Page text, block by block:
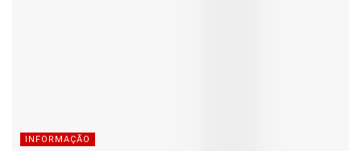
INFORMAÇÃO